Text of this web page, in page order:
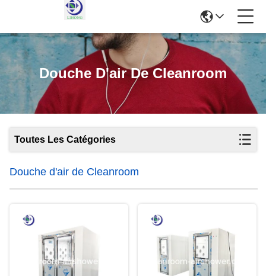
Douche D'air De Cleanroom
Toutes Les Catégories
Douche d'air de Cleanroom